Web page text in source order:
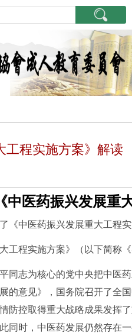
工程实施方案》解读
《中医药振兴发展重
《中医药振兴发展重大工程
工程实施方案》（以下简称
同志为核心的党中央把中医
的意见》，国务院召开了全
防控取得重大战略成果发挥
同时，中医药发展仍然存在